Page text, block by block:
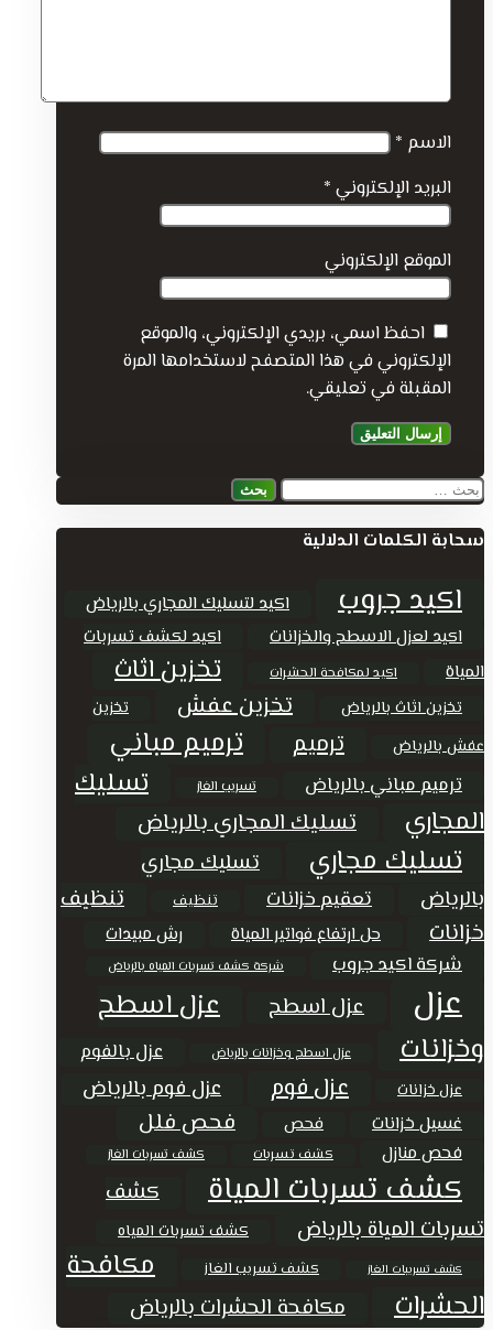
الاسم *
البريد الإلكتروني *
الموقع الإلكتروني
احفظ اسمي، بريدي الإلكتروني، والموقع
الإلكتروني في هذا المتصفح لاستخدامها المرة
المقبلة في تعليقي.
البحث
سحابة الكلمات الدلالية
اكيد جروب اكيد لتسليك المجاري بالرياض
اكيد لعزل الاسطح والخزانات
اكيد لكشف تسربات
المياة
اكيد لمكافحة الحشرات تخزين اثاث
تخزين اثاث بالرياض تخزين عفش
تخزين
عفش بالرياض
ترميم ترميم مباني
ترميم مباني بالرياض تسريب الغاز
تسليك
المجاري
تسليك المجاري بالرياض
تسليك مجاري
تسليك مجاري
بالرياض
تعقيم خزانات تنظيف
تنظيف
خزانات
حل ارتفاع فواتير المياة رش مبيدات
شركة اكيد جروب شركة كشف تسربات المياه بالرياض
عزل عزل اسطح
عزل اسطح
وخزانات
عزل اسطح وخزانات بالرياض عزل بالفوم
عزل خزانات عزل فوم عزل فوم بالرياض
غسيل خزانات فحص فحص فلل
فحص منازل كشف تسربات كشف تسربات الغاز
كشف تسربات المياة
كشف
تسربات المياة بالرياض
كشف تسربات المياه
كشف تسريبات الغاز كشف تسريب الغاز
مكافحة
الحشرات
مكافحة الحشرات بالرياض